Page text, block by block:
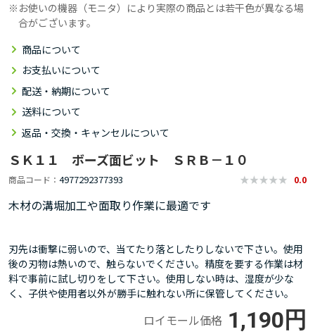
お使いの機器（モニタ）により実際の商品とは若干色が異なる場
合がございます。
商品について
お支払いについて
配送・納期について
送料について
返品・交換・キャンセルについて
ＳＫ１１ ボーズ面ビット ＳＲＢ－１０
商品コード 4977292377393 0.0
木材の溝堀加工や面取り作業に最適です
刃先は衝撃に弱いので、当てたり落としたりしないで下さい。使用
後の刃物は熱いので、触らないでください。精度を要する作業は材
料で事前に試し切りをして下さい。使用しない時は、湿度が少な
く、子供や使用者以外が勝手に触れない所に保管してください。
ロイモール価格 1,190円